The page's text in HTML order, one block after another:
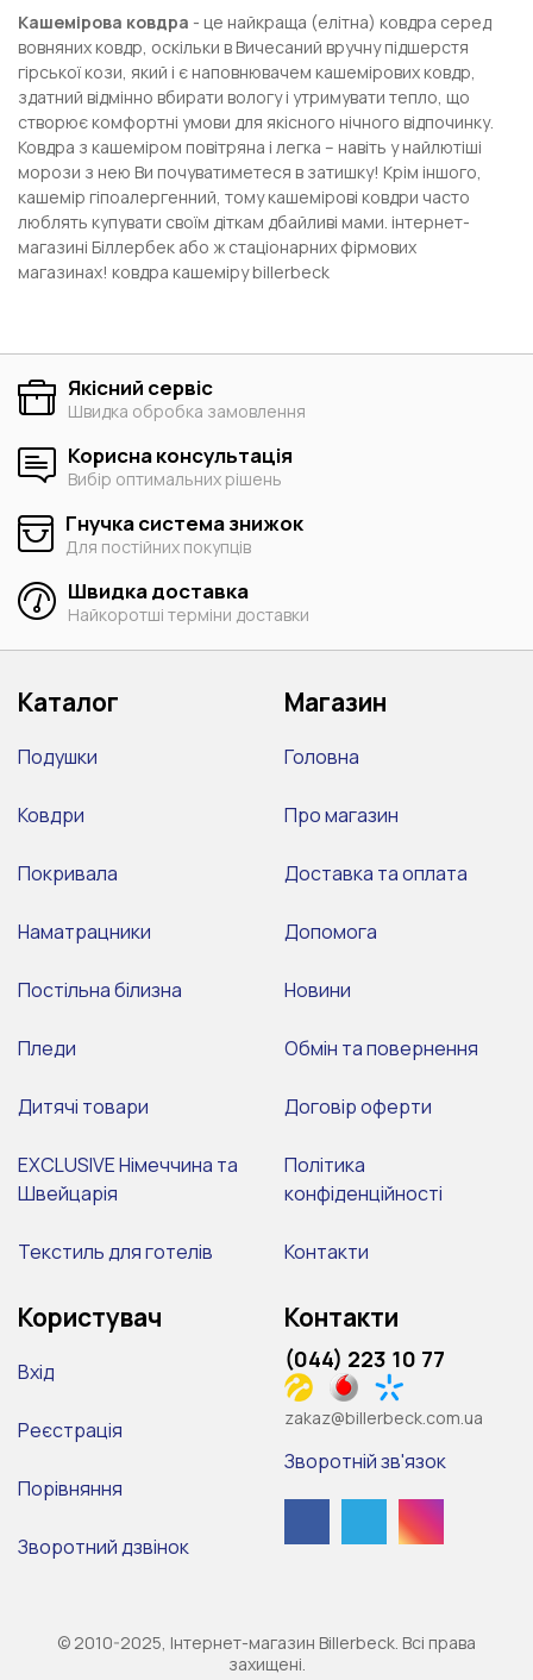
Кашемірова ковдра - це найкраща (елітна) ковдра серед
вовняних ковдр, оскільки в Вичесаний вручну підшерстя
гірської кози, який і є наповнювачем кашемірових ковдр,
здатний відмінно вбирати вологу і утримувати тепло, що
створює комфортні умови для якісного нічного відпочинку.
Ковдра з кашеміром повітряна і легка – навіть у найлютіші
морози з нею Ви почуватиметеся в затишку! Крім іншого,
кашемір гіпоалергенний, тому кашемірові ковдри часто
люблять купувати своїм діткам дбайливі мами. інтернет-
магазині Біллербек або ж стаціонарних фірмових
магазинах! ковдра кашеміру billerbeck
Якісний сервіс
Швидка обробка замовлення
Корисна консультація
Вибір оптимальних рішень
Гнучка система знижок
Для постійних покупців
Швидка доставка
Найкоротші терміни доставки
Каталог
Подушки
Ковдри
Покривала
Наматрацники
Постільна білизна
Пледи
Дитячі товари
EXCLUSIVE Німеччина та
Швейцарія
Текстиль для готелів
Магазин
Головна
Про магазин
Доставка та оплата
Допомога
Новини
Обмін та повернення
Договір оферти
Політика
конфіденційності
Контакти
Користувач
Вхід
Реєстрація
Порівняння
Зворотний дзвінок
Контакти
(044) 223 10 77
zakaz@billerbeck.com.ua
Зворотній зв'язок
© 2010-2025, Інтернет-магазин Billerbeck. Всі права
захищені.